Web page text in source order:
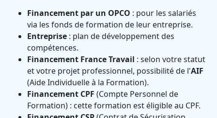
Financement par un OPCO : pour les salariés
via les fonds de formation de leur entreprise.
Entreprise : plan de développement des
compétences.
Financement France Travail : selon votre statut
et votre projet professionnel, possibilité de l'AIF
(Aide Individuelle à la Formation).
Financement CPF (Compte Personnel de
Formation) : cette formation est éligible au CPF.